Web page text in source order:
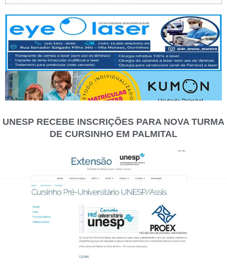
UNESP RECEBE INSCRIÇÕES PARA NOVA TURMA
DE CURSINHO EM PALMITAL